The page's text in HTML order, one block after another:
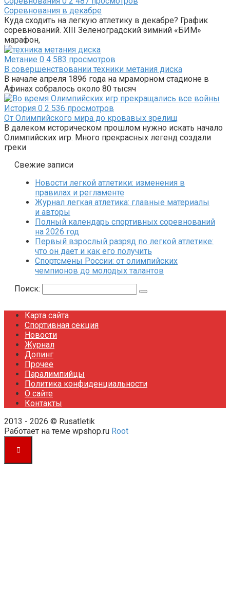
Соревнования в декабре
Куда сходить на легкую атлетику в декабре? График
соревнований. XIII Зеленоградский зимний «БИМ»
марафон,
Метание 0 4 583 просмотров
В совершенствовании техники метания диска
В начале апреля 1896 года на мраморном стадионе в
Афинах собралось около 80 тысяч
История 0 2 536 просмотров
От Олимпийского мира до кровавых зрелищ
В далеком историческом прошлом нужно искать начало
Олимпийских игр. Много прекрасных легенд создали
греки
Свежие записи
Новости легкой атлетики: изменения в
правилах и регламенте
Журнал легкая атлетика: главные материалы
и авторы
Полный календарь спортивных соревнований
на 2026 год
Первый взрослый разряд по легкой атлетике:
что он дает и как его получить
Спортсмены России: от олимпийских
чемпионов до молодых талантов
Поиск:
Карта сайта
Спортивная секция
Новости
Журнал
Допинг
Прочее
Паралимпийцы
Политика конфиденциальности
О сайте
Контакты
2013 - 2026 © Rusatletik
Работает на теме wpshop.ru Root